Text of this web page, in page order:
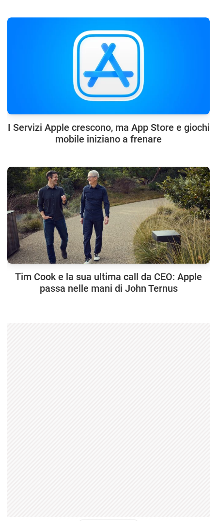
I Servizi Apple crescono, ma App Store e giochi
mobile iniziano a frenare
Tim Cook e la sua ultima call da CEO: Apple
passa nelle mani di John Ternus